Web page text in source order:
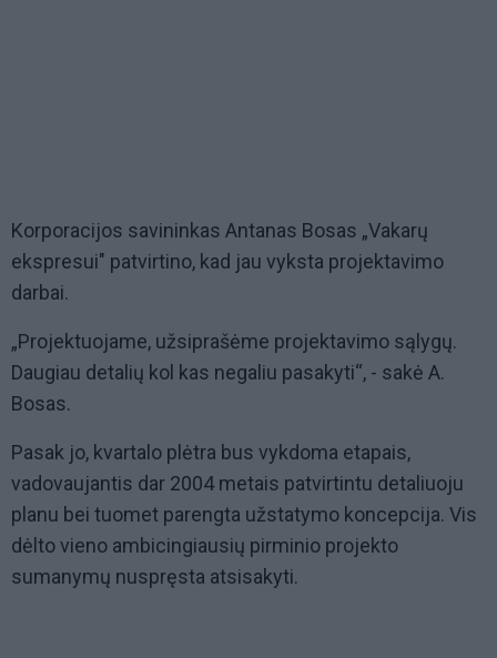
Korporacijos savininkas Antanas Bosas „Vakarų
ekspresui" patvirtino, kad jau vyksta projektavimo
darbai.
„Projektuojame, užsiprašėme projektavimo sąlygų.
Daugiau detalių kol kas negaliu pasakyti“, - sakė A.
Bosas.
Pasak jo, kvartalo plėtra bus vykdoma etapais,
vadovaujantis dar 2004 metais patvirtintu detaliuoju
planu bei tuomet parengta užstatymo koncepcija. Vis
dėlto vieno ambicingiausių pirminio projekto
sumanymų nuspręsta atsisakyti.